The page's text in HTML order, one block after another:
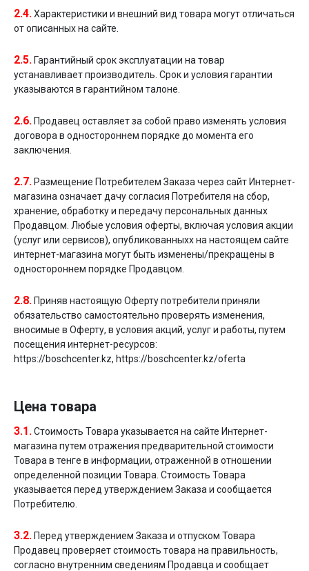
2.4.Характеристики и внешний вид товара могут отличаться
от описанных на сайте.
2.5. Гарантийный срок эксплуатации на товар
устанавливает производитель. Срок и условия гарантии
указываются в гарантийном талоне.
2.6. Продавец оставляет за собой право изменять условия
договора в одностороннем порядке до момента его
заключения.
2.7. Размещение Потребителем Заказа через сайт Интернет-
магазина означает дачу согласия Потребителя на сбор,
хранение, обработку и передачу персональных данных
Продавцом. Любые условия оферты, включая условия акции
(услуг или сервисов), опубликованныхх на настоящем сайте
интернет-магазина могут быть изменены/прекращены в
одностороннем порядке Продавцом.
2.8. Приняв настоящую Оферту потребители приняли
обязательство самостоятельно проверять изменения,
вносимые в Оферту, в условия акций, услуг и работы, путем
посещения интернет-ресурсов:
https://boschcenter.kz, https://boschcenter.kz/oferta
Цена товара
3.1.Стоимость Товара указывается на сайте Интернет-
магазина путем отражения предварительной стоимости
Товара в тенге в информации, отраженной в отношении
определенной позиции Товара. Стоимость Товара
указывается перед утверждением Заказа и сообщается
Потребителю.
3.2. Перед утверждением Заказа и отпуском Товара
Продавец проверяет стоимость товара на правильность,
согласно внутренним сведениям Продавца и сообщает